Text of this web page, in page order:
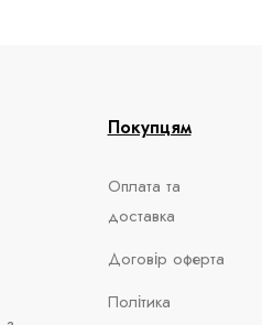
Покупцям
Оплата та
доставка
Договір оферта
Політика